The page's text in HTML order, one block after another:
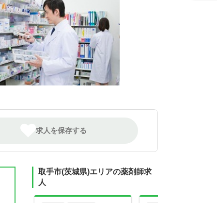
求人を保存する
取手市(茨城県)エリアの薬剤師求
人